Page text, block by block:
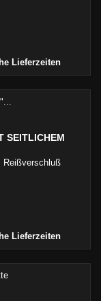
Lieferzeiten
SEITLICHEM
Reißverschluß
Lieferzeiten